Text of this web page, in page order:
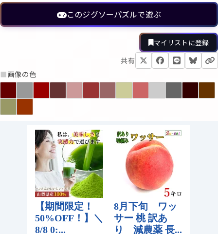
このジグソーパズルで遊ぶ
マイリストに登録
共有
■画像の色